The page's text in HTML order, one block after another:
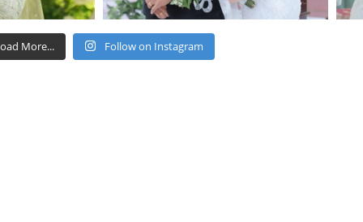
More... Follow on Instagram